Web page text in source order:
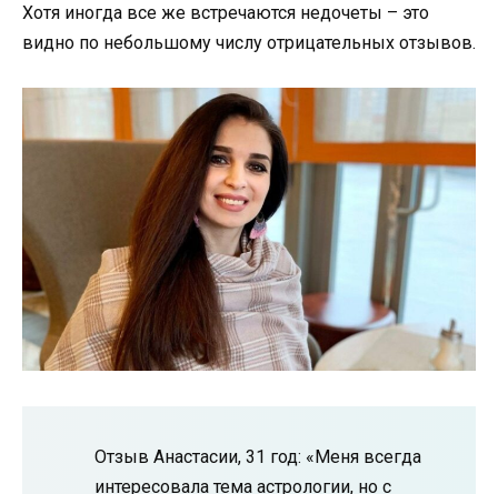
Хотя иногда все же встречаются недочеты – это
видно по небольшому числу отрицательных отзывов.
Отзыв Анастасии, 31 год: «Меня всегда
интересовала тема астрологии, но с